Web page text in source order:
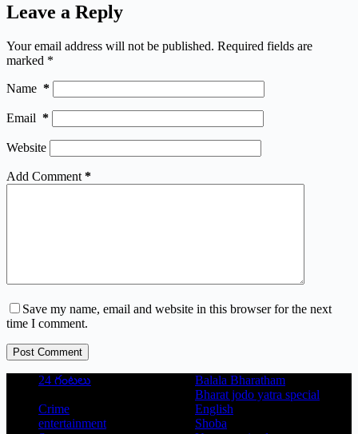
Leave a Reply
Your email address will not be published. Required fields are
marked *
Name *
Email *
Website
Add Comment *
Save my name, email and website in this browser for the next
time I comment.
Post Comment
24 గంటలు
Balala Bharatham
Bharat jodo yatra special
Crime
English
entertainment
Shoba